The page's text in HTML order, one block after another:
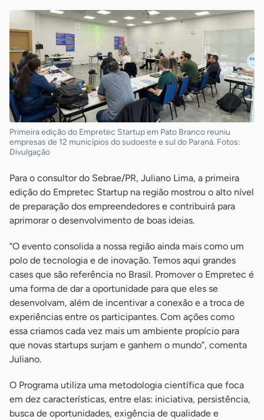
Primeira edição do Empretec Startup em Pato Branco reuniu
empresas de 12 municípios do sudoeste e sul do Paraná. Fotos:
Divulgação
Para o consultor do Sebrae/PR, Juliano Lima, a primeira
edição do Empretec Startup na região mostrou o alto nível
de preparação dos empreendedores e contribuirá para
aprimorar o desenvolvimento de boas ideias.
“O evento consolida a nossa região ainda mais como um
polo de tecnologia e de inovação. Temos aqui grandes
cases que são referência no Brasil. Promover o Empretec é
uma forma de dar a oportunidade para que eles se
desenvolvam, além de incentivar a conexão e a troca de
experiências entre os participantes. Com ações como
essa criamos cada vez mais um ambiente propício para
que novas startups surjam e ganhem o mundo”, comenta
Juliano.
O Programa utiliza uma metodologia científica que foca
em dez características, entre elas: iniciativa, persistência,
busca de oportunidades, exigência de qualidade e